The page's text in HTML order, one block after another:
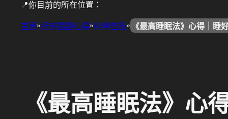
📍你目前的所在位置：
首頁»所有閱讀心得»科學普及» 《最高睡眠法》心得｜睡
《最高睡眠法》心